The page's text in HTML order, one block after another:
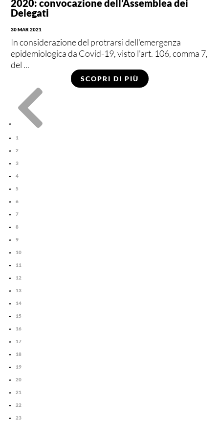
2020: convocazione dell’Assemblea dei
Delegati
30 MAR 2021
In considerazione del protrarsi dell'emergenza
epidemiologica da Covid-19, visto l'art. 106, comma 7,
del ...
SCOPRI DI PIÙ

1
2
3
4
5
6
7
8
9
10
11
12
13
14
15
16
17
18
19
20
21
22
23